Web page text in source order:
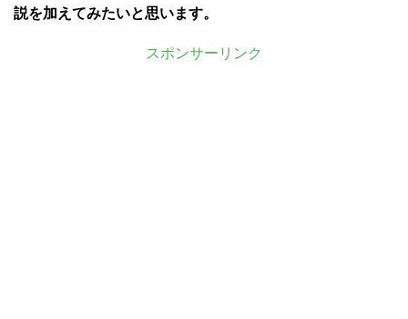
説を加えてみたいと思います。
スポンサーリンク